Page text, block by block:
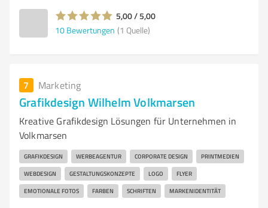
5,00 / 5,00
10 Bewertungen (1 Quelle)
7 Marketing
Grafikdesign Wilhelm Volkmarsen
Kreative Grafikdesign Lösungen für Unternehmen in
Volkmarsen
GRAFIKDESIGN WERBEAGENTUR CORPORATE DESIGN PRINTMEDIEN
WEBDESIGN GESTALTUNGSKONZEPTE LOGO FLYER
EMOTIONALE FOTOS FARBEN SCHRIFTEN MARKENIDENTITÄT